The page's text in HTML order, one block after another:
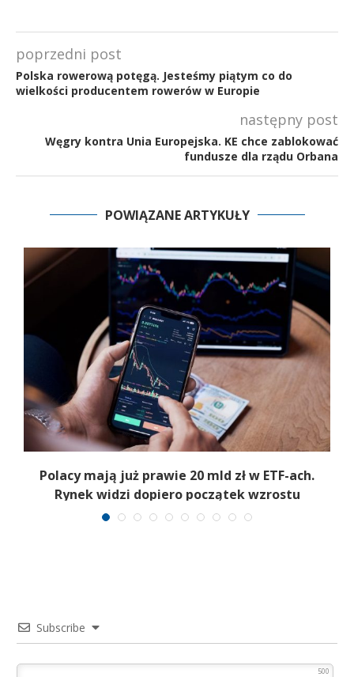
poprzedni post
Polska rowerową potęgą. Jesteśmy piątym co do
wielkości producentem rowerów w Europie
następny post
Węgry kontra Unia Europejska. KE chce zablokować
fundusze dla rządu Orbana
POWIĄZANE ARTYKUŁY
Polacy mają już prawie 20 mld zł w ETF-ach.
Rynek widzi dopiero początek wzrostu
Subscribe
500